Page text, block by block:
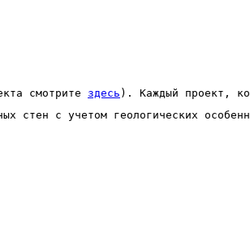
смотрите здесь ). Каждый проект,
стен с учетом геологических